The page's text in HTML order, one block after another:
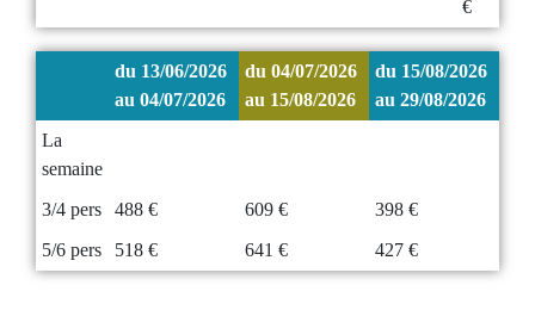
€
du 13/06/2026
au 04/07/2026
du 04/07/2026
au 15/08/2026
du 15/08/2026
au 29/08/2026
La
semaine
3/4 pers
488 € 609 €
398 €
5/6 pers
518 € 641 € 427 €